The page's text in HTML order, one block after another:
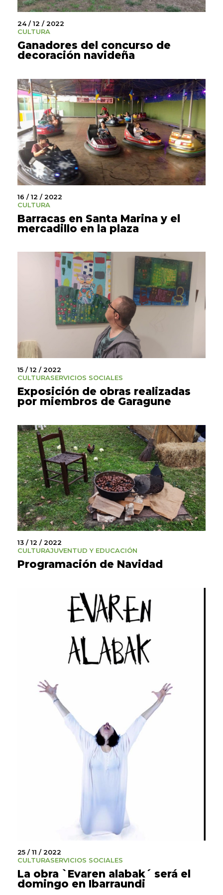
24 / 12 / 2022
CULTURA
Ganadores del concurso de
decoración navideña
16 / 12 / 2022
CULTURA
Barracas en Santa Marina y el
mercadillo en la plaza
15 / 12 / 2022
CULTURASERVICIOS SOCIALES
Exposición de obras realizadas
por miembros de Garagune
13 / 12 / 2022
CULTURAJUVENTUD Y EDUCACIÓN
Programación de Navidad
25 / 11 / 2022
CULTURASERVICIOS SOCIALES
La obra `Evaren alabak´ será el
domingo en Ibarraundi